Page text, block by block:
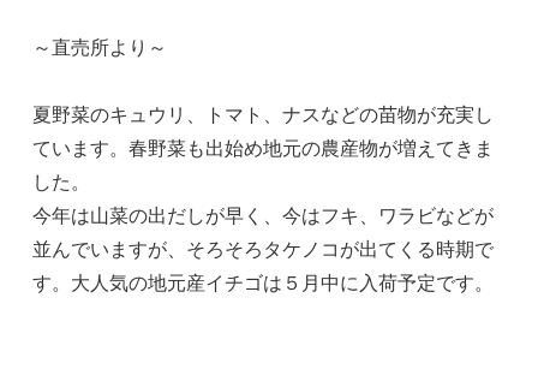
～直売所より～
夏野菜のキュウリ、トマト、ナスなどの苗物が充実し
ています。春野菜も出始め地元の農産物が増えてきま
した。
今年は山菜の出だしが早く、今はフキ、ワラビなどが
並んでいますが、そろそろタケノコが出てくる時期で
す。大人気の地元産イチゴは５月中に入荷予定です。